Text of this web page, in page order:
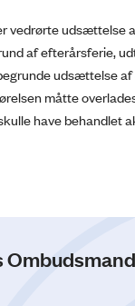
vedrørte udsættelse
af efterårsferie,
udsættelse af
måtte
have behandlet
Ombudsmand